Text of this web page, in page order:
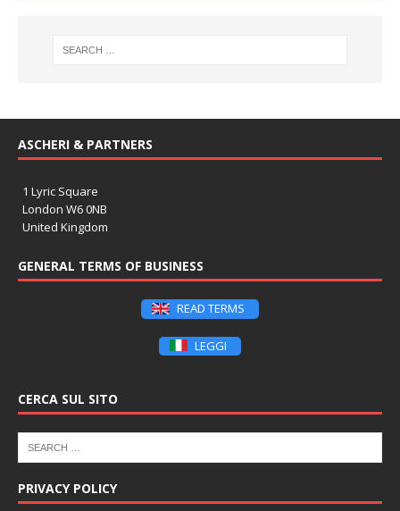
ASCHERI & PARTNERS
1 Lyric Square
London W6 0NB
United Kingdom
GENERAL TERMS OF BUSINESS
READ TERMS
LEGGI
CERCA SUL SITO
PRIVACY POLICY